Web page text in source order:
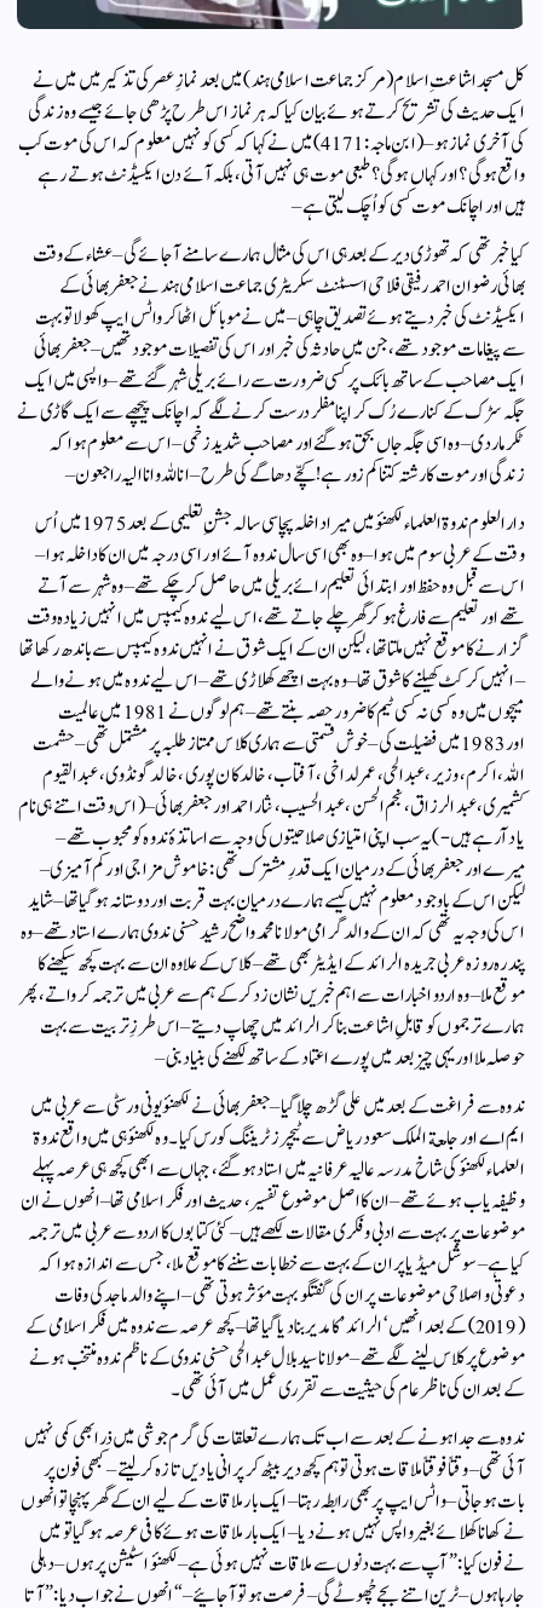
کل مسجد اشاعتِ اسلام (مرکز جماعت اسلامی ہند) میں بعد نمازِ عصر کی تذکیر میں میں نے
ایک حدیث کی تشریح کرتے ہوئے بیان کیا کہ ہر نماز اس طرح پڑھی جائے جیسے وہ زندگی
کی آخری نماز ہو – (ابن ماجہ :4171) میں نے کہا کہ کسی کو نہیں معلوم کہ اس کی موت کب
واقع ہوگی؟ اور کہاں ہوگی؟ طبعی موت ہی نہیں آتی ، بلکہ آئے دن ایکسیڈنٹ ہوتے رہے
ہیں اور اچانک موت کسی کو اُچک لیتی ہے –
کیا خبر تھی کہ تھوڑی دیر کے بعد ہی اس کی مثال ہمارے سامنے آجائے گی – عشاء کے وقت
بھائی رضوان احمد رفیقی فلاحی اسسٹنٹ سکریٹری جماعت اسلامی ہند نے جعفر بھائی کے
ایکسیڈنٹ کی خبر دیتے ہوئے تصدیق چاہی – میں نے موبائل اٹھاکر واٹس ایپ کھولا تو بہت
سے پیغامات موجود تھے ، جن میں حادثہ کی خبر اور اس کی تفصیلات موجود تھیں – جعفر بھائی
ایک مصاحب کے ساتھ بائک پر کسی ضرورت سے رائے بریلی شہر گئے تھے – واپسی میں ایک
جگہ سڑک کے کنارے رُک کر اپنا مفلر درست کرنے لگے کہ اچانک پیچھے سے ایک گاڑی نے
ٹکر مار دی – وہ اسی جگہ جاں بحق ہوگئے اور مصاحب شدید زخمی – اس سے معلوم ہوا کہ
زندگی اور موت کا رشتہ کتنا کم زور ہے ! کچّے دھاگے کی طرح – انا للہ وانا الیہ راجعون –
دار العلوم ندوۃ العلماء لکھنؤ میں میرا داخلہ پچاسی سالہ جشنِ تعلیمی کے بعد 1975 میں اُس
وقت کے عربی سوم میں ہوا – وہ بھی اسی سال ندوہ آئے اور اسی درجہ میں ان کا داخلہ ہوا –
اس سے قبل وہ حفظ اور ابتدائی تعلیم رائے بریلی میں حاصل کرچکے تھے – وہ شہر سے آتے
تھے اور تعلیم سے فارغ ہوکر گھر چلے جاتے تھے ، اس لیے ندوہ کیمپس میں انہیں زیادہ وقت
گزارنے کا موقع نہیں ملتا تھا ، لیکن ان کے ایک شوق نے انہیں ندوہ کیمپس سے باندھ رکھا تھا
– انہیں کرکٹ کھیلنے کا شوق تھا – وہ بہت اچھے کھلاڑی تھے – اس لیے ندوہ میں ہونے والے
میچوں میں وہ کسی نہ کسی ٹیم کا ضرور حصہ بنتے تھے – ہم لوگوں نے 1981 میں عالمیت
اور 1983 میں فضیلت کی – خوش قسمتی سے ہماری کلاس ممتاز طلبہ پر مشتمل تھی – حشمت
اللہ ، اکرم ، وزیر ، عبد الحی ، عمر لداخی ، آفتاب ، خالد کان پوری ، خالد گونڈوی ، عبد القیوم
کشمیری ، عبد الرزاق ، نجم الحسن ، عبد الحسیب ، نثار احمد اور جعفر بھائی – (اس وقت اتنے ہی نام
یاد آرہے ہیں -) یہ سب اپنی امتیازی صلاحیتوں کی وجہ سے اساتذۂ ندوہ کو محبوب تھے –
میرے اور جعفر بھائی کے درمیان ایک قدرِ مشترک تھی : خاموش مزاجی اور کم آمیزی –
لیکن اس کے باوجود معلوم نہیں کیسے ہمارے درمیان بہت قربت اور دوستانہ ہوگیا تھا – شاید
اس کی وجہ یہ تھی کہ ان کے والد گرامی مولانا محمد واضح رشید حسنی ندوی ہمارے استاد تھے – وہ
پندرہ روزہ عربی جریدہ الرائد کے ایڈیٹر بھی تھے – کلاس کے علاوہ ان سے بہت کچھ سیکھنے کا
موقع ملا – وہ اردو اخبارات سے اہم خبریں نشان زد کرکے ہم سے عربی میں ترجمہ کرواتے ، پھر
ہمارے ترجموں کو قابلِ اشاعت بناکر الرائد میں چھاپ دیتے – اس طرزِ تربیت سے بہت
حوصلہ ملا اور یہی چیز بعد میں پورے اعتماد کے ساتھ لکھنے کی بنیاد بنی –
ندوہ سے فراغت کے بعد میں علی گڑھ چلا گیا – جعفر بھائی نے لکھنؤ یونی ورسٹی سے عربی میں
ایم اے اور جامعة الملك سعود ریاض سے ٹیچرز ٹریننگ کورس کیا ۔ وہ لکھنؤ ہی میں واقع ندوۃ
العلماء لکھنؤ کی شاخ مدرسہ عالیہ عرفانیہ میں استاد ہوگئے ، جہاں سے ابھی کچھ ہی عرصہ پہلے
وظیفہ یاب ہوئے تھے – ان کا اصل موضوع تفسیر ، حدیث اور فکر اسلامی تھا – انھوں نے ان
موضوعات پر بہت سے ادبی و فکری مقالات لکھے ہیں – کئی کتابوں کا اردو سے عربی میں ترجمہ
کیا ہے – سوشل میڈیا پر ان کے بہت سے خطابات سننے کا موقع ملا ، جس سے اندازہ ہوا کہ
دعوتی و اصلاحی موضوعات پر ان کی گفتگو بہت مؤثر ہوتی تھی – اپنے والد ماجد کی وفات
(2019) کے بعد انھیں ‘الرائد’ کا مدیر بنا دیا گیا تھا – کچھ عرصہ سے ندوہ میں فکر اسلامی کے
موضوع پر کلاس لینے لگے تھے – مولانا سید بلال عبد الحی حسنی ندوی کے ناظم ندوہ منتخب ہونے
کے بعد ان کی ناظر عام کی حیثیت سے تقرری عمل میں آئی تھی ۔
ندوہ سے جدا ہونے کے بعد سے اب تک ہمارے تعلقات کی گرم جوشی میں ذرا بھی کمی نہیں
آئی تھی – وقتاً فوقتاً ملاقات ہوتی تو ہم کچھ دیر بیٹھ کر پرانی یادیں تازہ کرلیتے – کبھی فون پر
بات ہوجاتی – واٹس ایپ پر بھی رابطہ رہتا – ایک بار ملاقات کے لیے ان کے گھر پہنچا تو انھوں
نے کھانا کھلائے بغیر واپس نہیں ہونے دیا – ایک بار ملاقات ہوئے کافی عرصہ ہوگیا تو میں
نے فون کیا : ” آپ سے بہت دنوں سے ملاقات نہیں ہوئی ہے – لکھنؤ اسٹیشن پر ہوں – دہلی
جارہا ہوں – ٹرین اتنے بجے چُھوٹے گی – فرصت ہو تو آجائیے – “ انھوں نے جواب دیا :” آتا